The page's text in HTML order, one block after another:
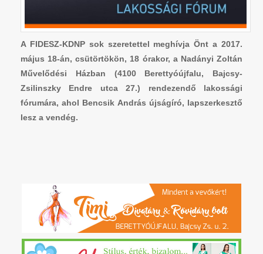
A FIDESZ-KDNP sok szeretettel meghívja Önt a 2017.
május 18-án, csütörtökön, 18 órakor, a Nadányi Zoltán
Művelődési Házban (4100 Berettyóújfalu, Bajcsy-
Zsilinszky Endre utca 27.) rendezendő lakossági
fórumára, ahol Bencsik András újságíró, lapszerkesztő
lesz a vendég.